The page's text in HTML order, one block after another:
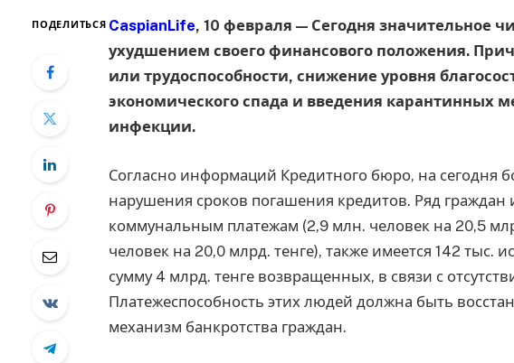
ПОДЕЛИТЬСЯ CaspianLife, 10 февраля — Сегодня значительное
ухудшением своего финансового положения.
или трудоспособности, снижение уровня
экономического спада и введения карантинных
инфекции.
Согласно информаций Кредитного бюро, на сегодня
нарушения сроков погашения кредитов. Ряд
коммунальным платежам (2,9 млн. человек на 20,5
человек на 20,0 млрд. тенге), также имеется 142 тыс.
сумму 4 млрд. тенге возвращенных, в связи с
Платежеспособность этих людей должна быть
механизм банкротства граждан.